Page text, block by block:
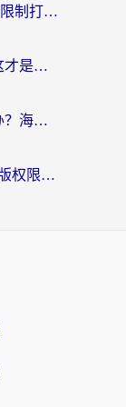
在国外如何看B站动漫？别让地区限制打断你的追番节奏
海外看爱奇艺破解？别瞎试了，这才是留学生华人追剧看球的正确打开方式
央视影音海外地区限制播放怎么办？海外党亲测有效的回国加速指南
海外用网易云音乐总卡？3步解决版权限制+卡顿，还能听喜马拉雅！